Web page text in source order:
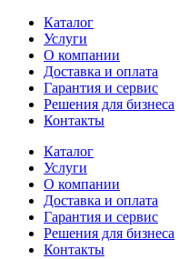
Каталог
Услуги
О компании
Доставка и оплата
Гарантия и сервис
Решения для бизнеса
Контакты
Каталог
Услуги
О компании
Доставка и оплата
Гарантия и сервис
Решения для бизнеса
Контакты